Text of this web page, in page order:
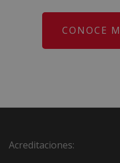
CONOCE
Acreditaciones: